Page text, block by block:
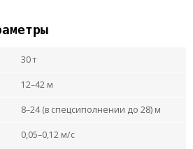
30 т
12–42 м
8–24 (в спецсиполнении до 28) м
0,05–0,12 м/с